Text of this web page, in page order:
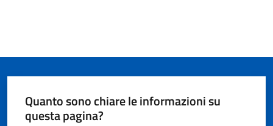
Quanto sono chiare le informazioni su
questa pagina?